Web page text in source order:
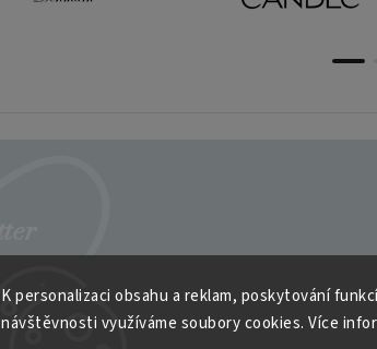
K personalizaci obsahu a reklam, poskytování
návštěvnosti využíváme soubory cookies. Více